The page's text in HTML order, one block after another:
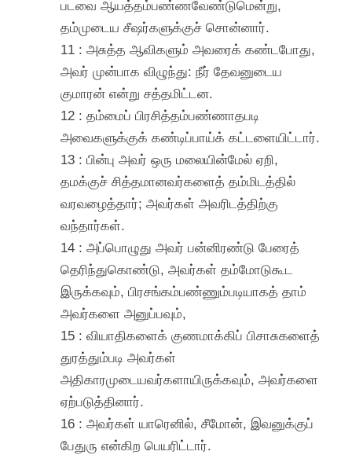
படவை ஆயத்தம்பண்ணவேண்டுமென்று,
தம்முடைய சீஷர்களுக்குச் சொன்னார்.
11 : அசுத்த ஆவிகளும் அவரைக் கண்டபோது,
அவர் முன்பாக விழுந்து: நீர் தேவனுடைய
குமாரன் என்று சத்தமிட்டன.
12 : தம்மைப் பிரசித்தம்பண்ணாதபடி
அவைகளுக்குக் கண்டிப்பாய்க் கட்டளையிட்டார்.
13 : பின்பு அவர் ஒரு மலையின்மேல் ஏறி,
தமக்குச் சித்தமானவர்களைத் தம்மிடத்தில்
வரவழைத்தார்; அவர்கள் அவரிடத்திற்கு
வந்தார்கள்.
14 : அப்பொழுது அவர் பன்னிரண்டு பேரைத்
தெரிந்துகொண்டு, அவர்கள் தம்மோடுகூட
இருக்கவும், பிரசங்கம்பண்ணும்படியாகத் தாம்
அவர்களை அனுப்பவும்,
15 : வியாதிகளைக் குணமாக்கிப் பிசாசுகளைத்
துரத்தும்படி அவர்கள்
அதிகாரமுடையவர்களாயிருக்கவும், அவர்களை
ஏற்படுத்தினார்.
16 : அவர்கள் யாரெனில், சீமோன், இவனுக்குப்
பேதுரு என்கிற பெயரிட்டார்.